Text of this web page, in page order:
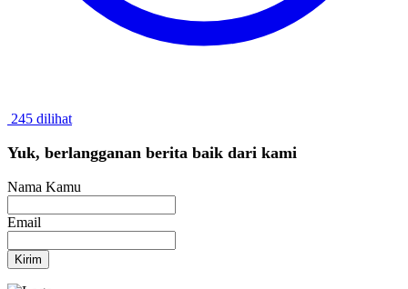
245 dilihat
Yuk, berlangganan berita baik dari kami
Nama Kamu
Email
Kirim